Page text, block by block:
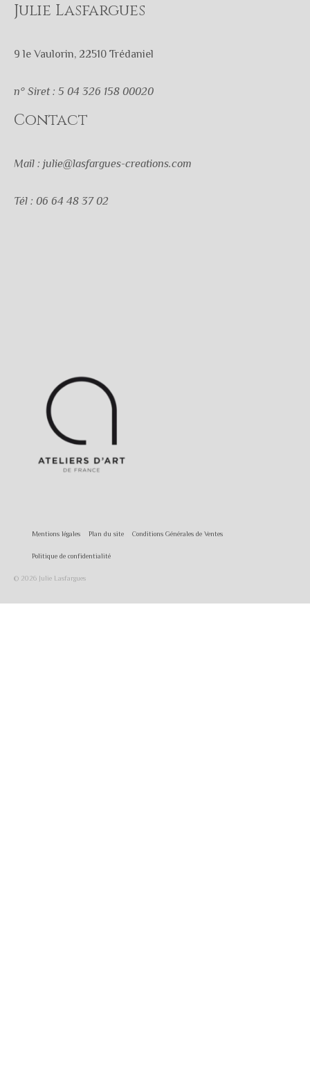
Julie Lasfargues
9 le Vaulorin, 22510 Trédaniel
n° Siret : 5 04 326 158 00020
Contact
Mail : julie@lasfargues-creations.com
Tél : 06 64 48 37 02
Mentions légales Plan du site Conditions Générales de Ventes
Politique de confidentialité
© 2026 Julie Lasfargues